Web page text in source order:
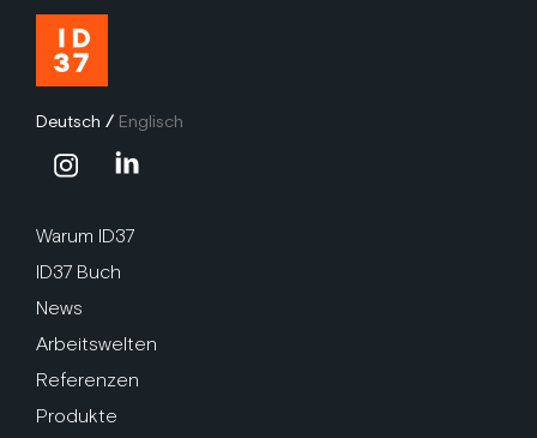
Deutsch / Englisch
Warum ID37
ID37 Buch
News
Arbeitswelten
Referenzen
Produkte